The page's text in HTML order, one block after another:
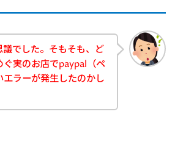
でした。そもそも、ど
ぐ実のお店でpaypal（ペ
ラーが発生したのかし